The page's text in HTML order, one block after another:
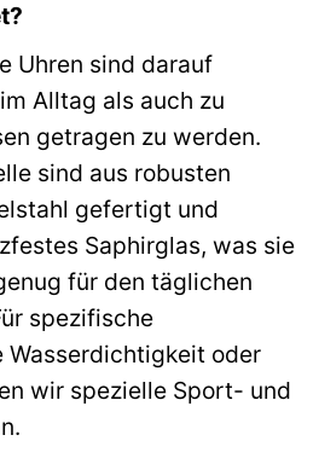
Uhren sind darauf
Alltag als auch zu
getragen zu werden.
sind aus robusten
gefertigt und
Saphirglas, was sie
für den täglichen
spezifische
Wasserdichtigkeit oder
wir spezielle Sport- und